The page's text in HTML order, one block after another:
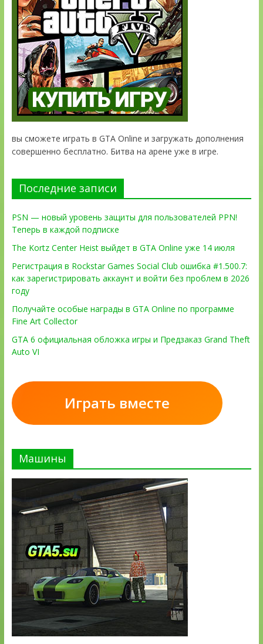
вы сможете играть в GTA Online и загружать дополнения
совершенно бесплатно. Битва на арене уже в игре.
Последние записи
PSN — новый уровень защиты для пользователей PPN!
Теперь в каждой подписке
The Kortz Center Heist выйдет в GTA Online уже 14 июля
Регистрация в Rockstar Games Social Club ошибка #1.500.7:
как зарегистрировать аккаунт и войти без проблем в 2026
году
Получайте особые награды в GTA Online по программе
Fine Art Collector
GTA 6 официальная обложка игры и Предзаказ Grand Theft
Auto VI
Играть вместе
Машины